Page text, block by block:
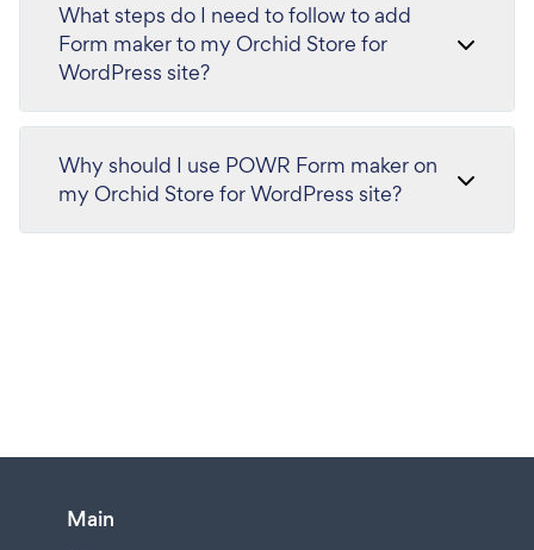
What steps do I need to follow to add
Form maker to my Orchid Store for
WordPress site?
Why should I use POWR Form maker on
my Orchid Store for WordPress site?
Main